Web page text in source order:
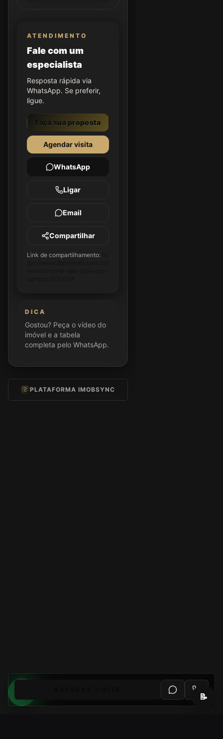
ATENDIMENTO
Fale com um
especialista
Resposta rápida via
WhatsApp. Se preferir,
ligue.
Faça sua proposta
Agendar visita
WhatsApp
Ligar
Email
Compartilhar
Link de compartilhamento:
DICA
Gostou? Peça o vídeo do
imóvel e a tabela
completa pelo WhatsApp.
PLATAFORMA IMOBSYNC
📝